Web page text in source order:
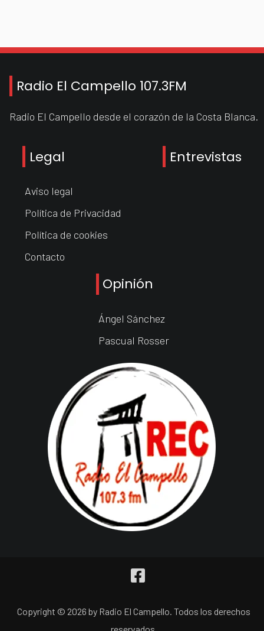
Radio El Campello 107.3FM
Radio El Campello desde el corazón de la Costa Blanca.
Legal
Aviso legal
Política de Privacidad
Política de cookies
Contacto
Entrevistas
Opinión
Ángel Sánchez
Pascual Rosser
Copyright © 2026 by Radio El Campello. Todos los derechos